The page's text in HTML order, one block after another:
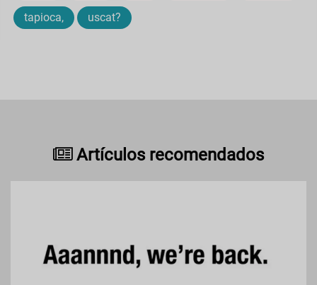
tapioca, uscat?
Artículos recomendados